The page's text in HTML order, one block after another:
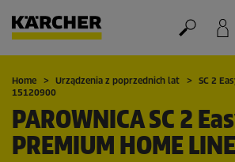
Koszyk
Lista życzeń
Home Urządzenia z poprzednich lat SC 2
15120900
PAROWNICA SC 2
PREMIUM HOME LINE